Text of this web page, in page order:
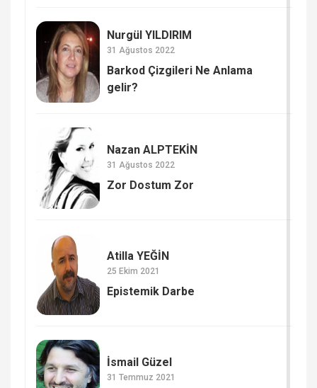
Nurgül YILDIRIM
31 Ağustos 2022
Barkod Çizgileri Ne Anlama
gelir?
Nazan ALPTEKİN
31 Ağustos 2022
Zor Dostum Zor
Atilla YEĞİN
25 Ekim 2021
Epistemik Darbe
İsmail Güzel
31 Temmuz 2021